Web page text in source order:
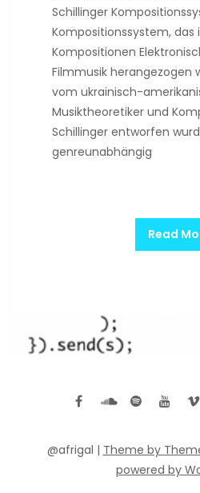
Schillinger
Kompositionssystem, das
Kompositionen
Filmmusik herangezogen
vom ukrainisch-
Musiktheoretiker und
Schillinger entworfen
genreunabhängig
Read
@afrigal | Theme by
powered by